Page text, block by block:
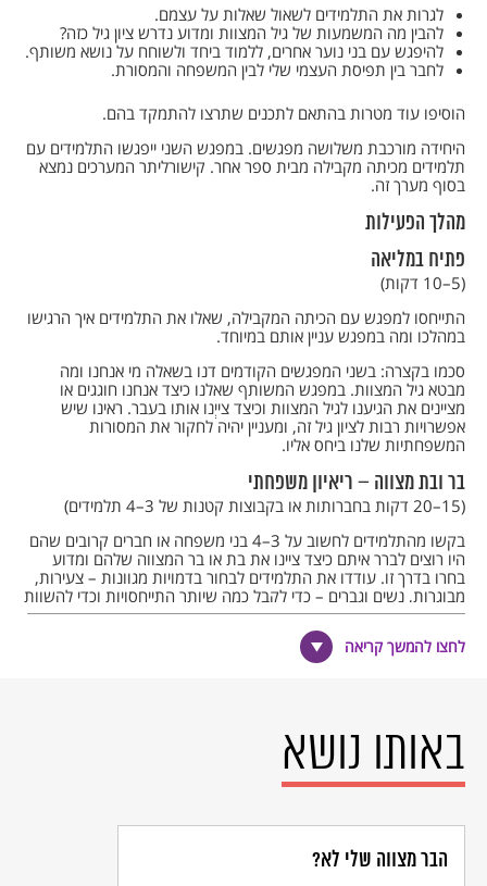
לגרות את התלמידים לשאול שאלות על עצמם.
להבין מה המשמעות של גיל המצוות ומדוע נדרש ציון גיל כזה?
להיפגש עם בני נוער אחרים, ללמוד ביחד ולשוחח על נושא משותף.
לחבר בין תפיסת העצמי שלי לבין המשפחה והמסורת.
הוסיפו עוד מטרות בהתאם לתכנים שתרצו להתמקד בהם.
היחידה מורכבת משלושה מפגשים. במפגש השני ייפגשו התלמידים עם
תלמידים מכיתה מקבילה מבית ספר אחר. קישורליתר המערכים נמצא
בסוף מערך זה.
מהלך הפעילות
פתיח במליאה
(5–10 דקות)
התייחסו למפגש עם הכיתה המקבילה, שאלו את התלמידים איך הרגישו
במהלכו ומה במפגש עניין אותם במיוחד.
סכמו בקצרה: בשני המפגשים הקודמים דנו בשאלה מי אנחנו ומה
מבטא גיל המצוות. במפגש המשותף שאלנו כיצד אנחנו חוגגים או
מציינים את הגיענו לגיל המצוות וכיצד צייְנו אותו בעבר. ראינו שיש
אפשרויות רבות לציון גיל זה, ומעניין יהיה לחקור את המסורות
המשפחתיות שלנו ביחס אליו.
בר ובת מצווה – ריאיון משפחתי
(15–20 דקות בחברותות או בקבוצות קטנות של 3–4 תלמידים)
בקשו מהתלמידים לחשוב על 3–4 בני משפחה או חברים קרובים שהם
היו רוצים לברר איתם כיצד ציינו את בת או בר המצווה שלהם ומדוע
בחרו בדרך זו. עודדו את התלמידים לבחור בדמויות מגוונות – צעירות,
מבוגרות, נשים וגברים – כדי לקבל כמה שיותר התייחסויות וכדי להשוות
את תשובותיהם למסורות מתפתחות.
בקשו מהקבוצות לנסח לפחות
לקיים שיעור זה בשיתוף פעולה עם מורי שפה או לשון.
תוכלו לסייע להם ולהציע את הקטגוריות הבאות: מקום החגיגה, אופי
החגיגה, תוכני החגיגה, מוזמנים ומוזמנות, מספר האירועים או הפעילויות
לציון הגיל, משמעות אישית, בחירה אישית, מסורות מלוות ועוד.
השאלות
(שיתוף במליאה)
לחצו להמשך קריאה
באותו נושא
הבר מצווה שלי לא?